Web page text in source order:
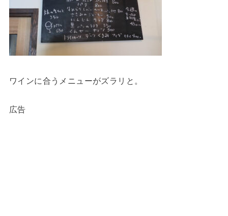
ワインに合うメニューがズラリと。
広告